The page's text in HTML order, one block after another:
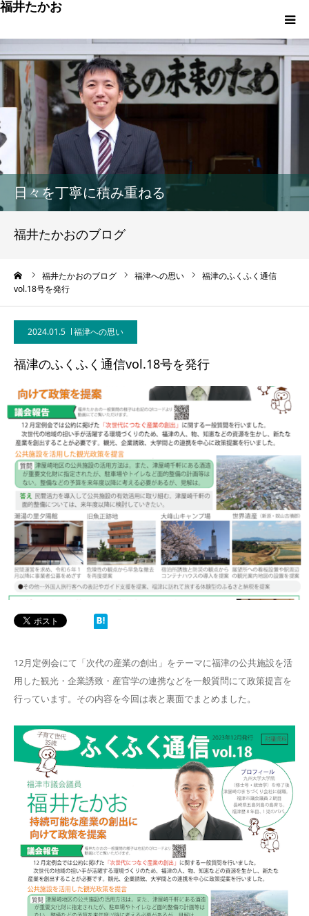
福井たかお
日々を丁寧に積み重ねる
福井たかおのブログ
福井たかおのブログ 福津への思い
福津のふくふく通信
vol.18号を発行
2024.01.5 福津への思い
福津のふくふく通信vol.18号を発行
12月定例会にて「次代の産業の創出」をテーマに福津の公共施設を活
用した観光・企業誘致・産官学の連携などを一般質問にて政策提言を
行っています。その内容を今回は表と裏面でまとめました。
福津への想いと実績
重点政策と市役所活性化策
プロフィール
市政方針ーまちの未来を再設計ー